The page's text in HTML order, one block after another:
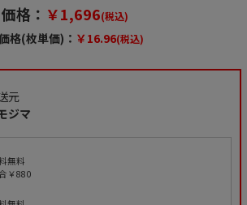
価格： ￥1,696(税込)
格(枚単価)： ￥16.96(税込)
元
ジマ
無料
￥880